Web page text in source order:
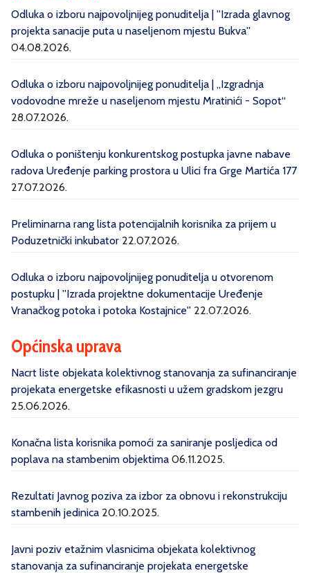
Odluka o izboru najpovoljnijeg ponuditelja | ''Izrada glavnog
projekta sanacije puta u naseljenom mjestu Bukva''
04.08.2026.
Odluka o izboru najpovoljnijeg ponuditelja | „Izgradnja
vodovodne mreže u naseljenom mjestu Mratinići - Sopot“
28.07.2026.
Odluka o poništenju konkurentskog postupka javne nabave
radova Uređenje parking prostora u Ulici fra Grge Martića 177
27.07.2026.
Preliminarna rang lista potencijalnih korisnika za prijem u
Poduzetnički inkubator 22.07.2026.
Odluka o izboru najpovoljnijeg ponuditelja u otvorenom
postupku | ''Izrada projektne dokumentacije Uređenje
Vranačkog potoka i potoka Kostajnice'' 22.07.2026.
Općinska uprava
Nacrt liste objekata kolektivnog stanovanja za sufinanciranje
projekata energetske efikasnosti u užem gradskom jezgru
25.06.2026.
Konačna lista korisnika pomoći za saniranje posljedica od
poplava na stambenim objektima 06.11.2025.
Rezultati Javnog poziva za izbor za obnovu i rekonstrukciju
stambenih jedinica 20.10.2025.
Javni poziv etažnim vlasnicima objekata kolektivnog
stanovanja za sufinanciranje projekata energetske